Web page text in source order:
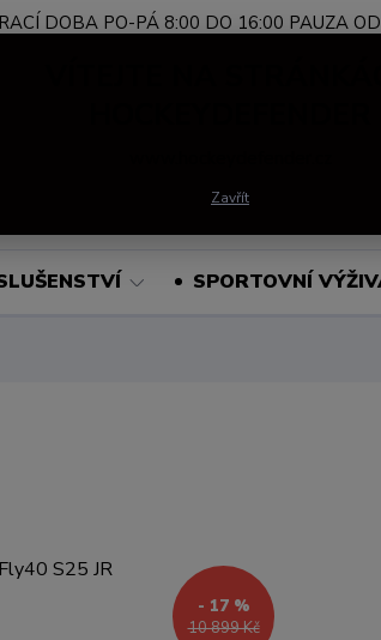
DOBA PO-PÁ 8:00 DO 16:00 PAUZA
SPORTOVNÍ
10 899 Kč
- 17 %
Zavřít